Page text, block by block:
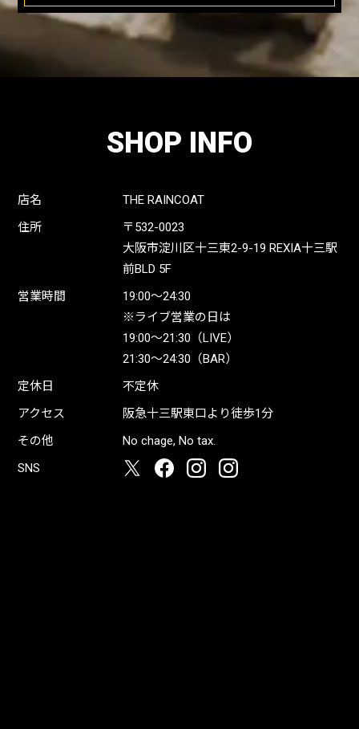
SHOP INFO
店名
THE RAINCOAT
住所
〒532-0023
大阪市淀川区十三東2-9-19 REXIA十三駅
前BLD 5F
営業時間
19:00〜24:30
※ライブ営業の日は
19:00〜21:30（LIVE）
21:30〜24:30（BAR）
定休日
不定休
アクセス
阪急十三駅東口より徒歩1分
その他
No chage, No tax.
SNS